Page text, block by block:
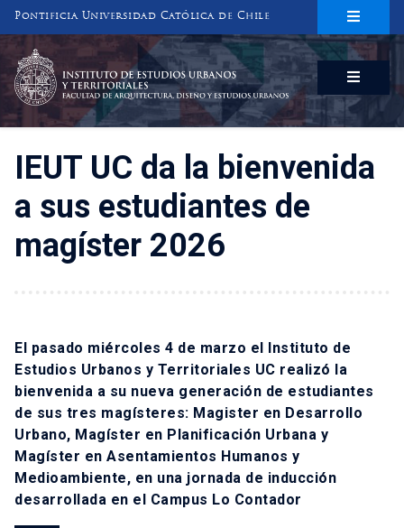
Pontificia Universidad Católica de Chile
INSTITUTO DE ESTUDIOS URBANOS
Y TERRITORIALES
FACULTAD DE ARQUITECTURA, DISEÑO Y ESTUDIOS URBANOS
IEUT UC da la bienvenida
a sus estudiantes de
magíster 2026
El pasado miércoles 4 de marzo el Instituto de
Estudios Urbanos y Territoriales UC realizó la
bienvenida a su nueva generación de estudiantes
de sus tres magísteres: Magister en Desarrollo
Urbano, Magíster en Planificación Urbana y
Magíster en Asentamientos Humanos y
Medioambiente, en una jornada de inducción
desarrollada en el Campus Lo Contador